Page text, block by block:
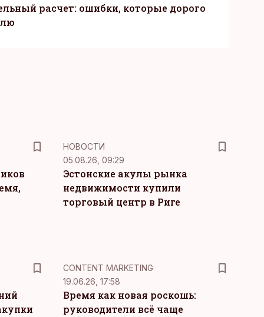
расчет: ошибки, которые дорого
НОВОСТИ
05.08.26, 09:29
Эстонские акулы рынка
недвижимости купили
торговый центр в Риге
KM
CONTENT MARKETING
19.06.26, 17:58
Время как новая роскошь:
руководители всё чаще